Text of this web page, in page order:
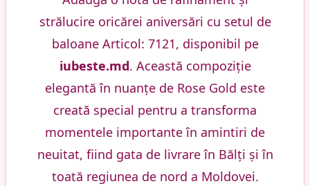
strălucire oricărei aniversări cu setul de
baloane Articol: 7121, disponibil pe
iubeste.md. Această compoziție
elegantă în nuanțe de Rose Gold este
creată special pentru a transforma
momentele importante în amintiri de
neuitat, fiind gata de livrare în Bălți și în
toată regiunea de nord a Moldovei.